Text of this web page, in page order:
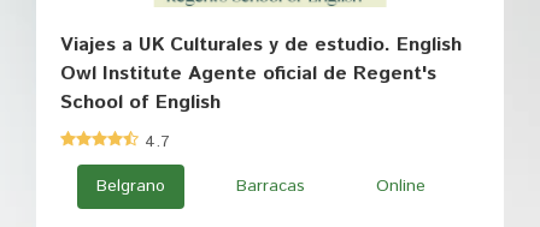
Viajes a UK Culturales y de estudio. English
Owl Institute Agente oficial de Regent's
School of English
4.7
Belgrano
Barracas Online